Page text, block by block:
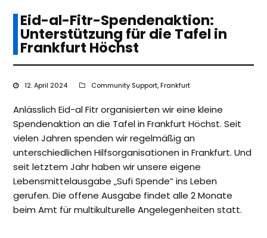
Eid-al-Fitr-Spendenaktion:
Unterstützung für die Tafel in
Frankfurt Höchst
12. April 2024 Community Support,Frankfurt
Anlässlich Eid-al Fitr organisierten wir eine kleine
Spendenaktion an die Tafel in Frankfurt Höchst. Seit
vielen Jahren spenden wir regelmäßig an
unterschiedlichen Hilfsorganisationen in Frankfurt. Und
seit letztem Jahr haben wir unsere eigene
Lebensmittelausgabe „Sufi Spende“ ins Leben
gerufen. Die offene Ausgabe findet alle 2 Monate
beim Amt für multikulturelle Angelegenheiten statt.